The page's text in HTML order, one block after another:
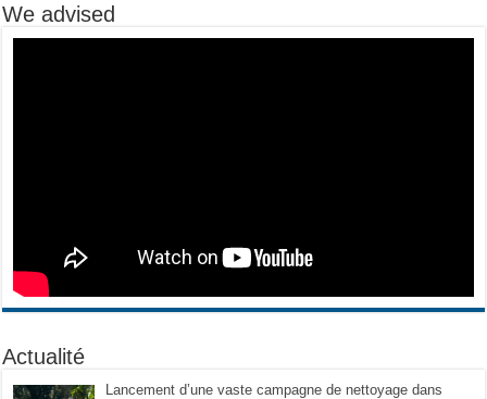
We advised
Actualité
Lancement d’une vaste campagne de nettoyage dans